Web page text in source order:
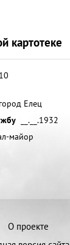
картотеке
Елец
__.__.1932
майор
О проекте